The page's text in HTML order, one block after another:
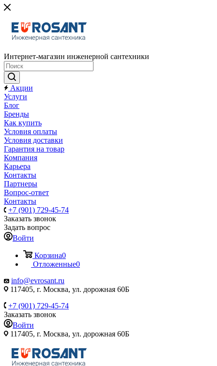
Интернет-магазин инженерной сантехники
Акции
Услуги
Блог
Бренды
Как купить
Условия оплаты
Условия доставки
Гарантия на товар
Компания
Карьера
Контакты
Партнеры
Вопрос-ответ
Контакты
+7 (901) 729-45-74
Заказать звонок
Задать вопрос
Войти
Корзина0
Отложенные0
info@evrosant.ru
117405, г. Москва, ул. дорожная 60Б
+7 (901) 729-45-74
Заказать звонок
Войти
117405, г. Москва, ул. дорожная 60Б